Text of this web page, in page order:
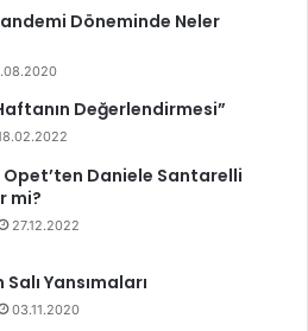
Döneminde Neler
Değerlendirmesi”
Daniele Santarelli
mi?
27.12.2022
Yansımaları
03.11.2020